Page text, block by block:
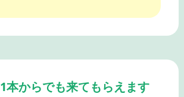
1本からでも来てもらえます